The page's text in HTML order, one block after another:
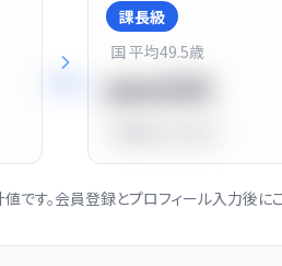
課長級
国 平均49.5歳
です。会員登録とプロフィール入力後に